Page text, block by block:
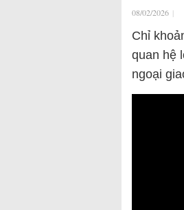
08/02/2026 |
Chỉ
quan hệ
ngoại